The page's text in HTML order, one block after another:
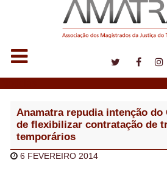
Anamatra repudia intenção do
de flexibilizar contratação de
temporários
6 FEVEREIRO 2014